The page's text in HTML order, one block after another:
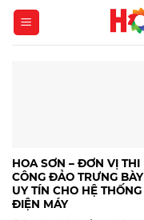
Skip
content
HOA SƠN – ĐƠN VỊ THI
CÔNG ĐẢO TRƯNG
UY TÍN CHO HỆ THỐNG
ĐIỆN MÁY